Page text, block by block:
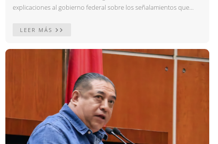
explicaciones al gobierno federal sobre los señalamientos que...
LEER MÁS